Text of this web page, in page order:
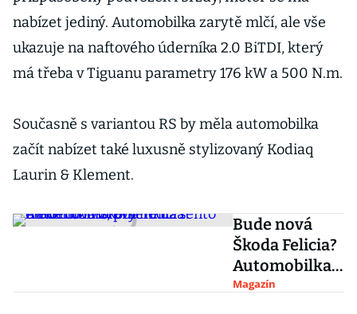
nabízet jediný. Automobilka zarytě mlčí, ale vše
ukazuje na naftového úderníka 2.0 BiTDI, který
má třeba v Tiguanu parametry 176 kW a 500 N.m.
Současně s variantou RS by měla automobilka
začít nabízet také luxusně stylizovaný Kodiaq
Laurin & Klement.
Bude nová
Škoda Felicia?
Automobilka
prý hodlá
Magazín